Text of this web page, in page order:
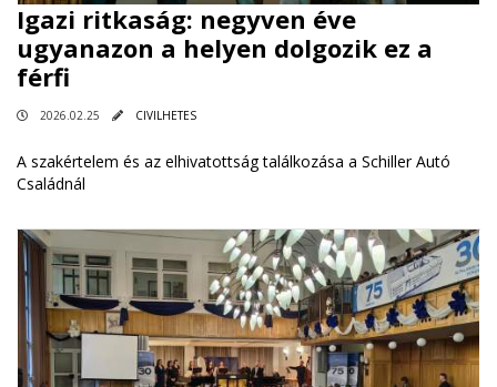
Igazi ritkaság: negyven éve
ugyanazon a helyen dolgozik ez a
férfi
2026.02.25 CIVILHETES
A szakértelem és az elhivatottság találkozása a Schiller Autó
Családnál